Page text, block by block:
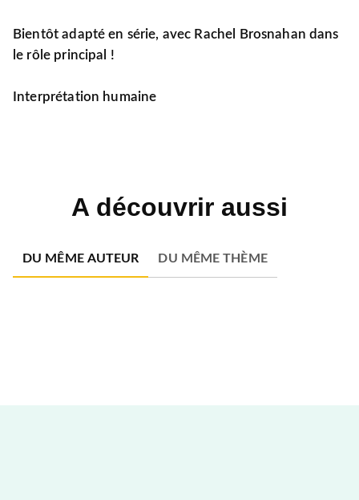
Bientôt adapté en série, avec Rachel Brosnahan dans
le rôle principal !
Interprétation humaine
A découvrir aussi
DU MÊME AUTEUR DU MÊME THÈME